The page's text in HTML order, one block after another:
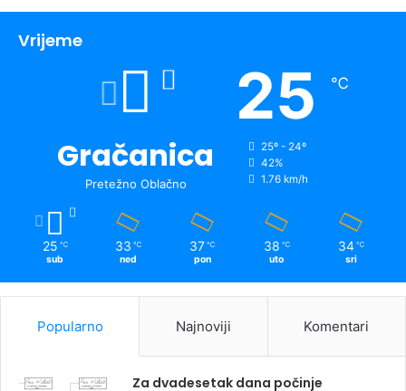
Vrijeme
Gračanica
Pretežno Oblačno
25 ℃
25º - 24º
42%
1.76 km/h
25 ℃
sub
33 ℃
ned
37 ℃
pon
38 ℃
uto
34 ℃
sri
Popularno Najnoviji Komentari
Za dvadesetak dana počinje